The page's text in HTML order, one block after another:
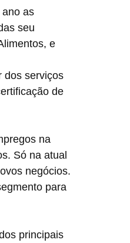
as
seu
e
dos serviços
de
na
Só na atual
negócios.
para
principais